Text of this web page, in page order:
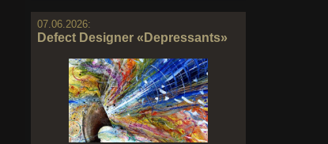
07.06.2026:
Defect Designer «Depressants»